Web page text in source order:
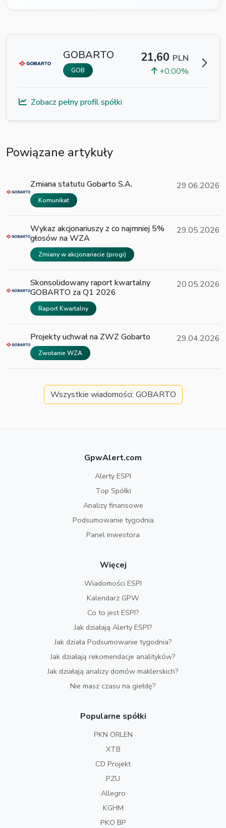
GOBARTO
GOB
21,60 PLN
+0.00%
Zobacz pełny profil spółki
Powiązane artykuły
Zmiana statutu Gobarto S.A.
Komunikat
29.06.2026
Wykaz akcjonariuszy z co najmniej 5%
głosów na WZA
Zmiany w akcjonariacie (progi)
29.05.2026
Skonsolidowany raport kwartalny
GOBARTO za Q1 2026
Raport Kwartalny
20.05.2026
Projekty uchwał na ZWZ Gobarto
Zwołanie WZA
29.04.2026
Wszystkie wiadomości: GOBARTO
GpwAlert.com
Alerty ESPI
Top Spółki
Analizy finansowe
Podsumowanie tygodnia
Panel inwestora
Więcej
Wiadomości ESPI
Kalendarz GPW
Co to jest ESPI?
Jak działają Alerty ESPI?
Jak działa Podsumowanie tygodnia?
Jak działają rekomendacje analityków?
Jak działają analizy domów maklerskich?
Nie masz czasu na giełdę?
Popularne spółki
PKN ORLEN
XTB
CD Projekt
PZU
Allegro
KGHM
PKO BP